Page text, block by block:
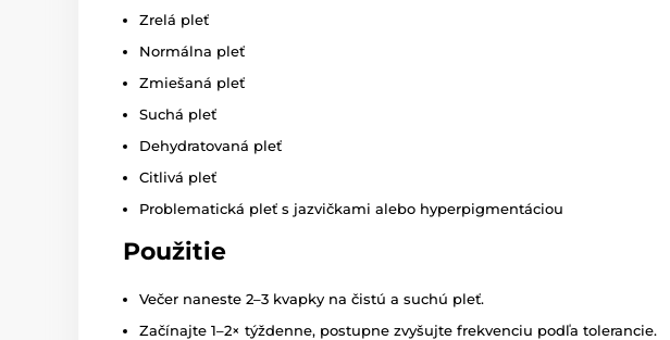
Zrelá pleť
Normálna pleť
Zmiešaná pleť
Suchá pleť
Dehydratovaná pleť
Citlivá pleť
Problematická pleť s jazvičkami alebo hyperpigmentáciou
Použitie
Večer naneste 2–3 kvapky na čistú a suchú pleť.
Začínajte 1–2× týždenne, postupne zvyšujte frekvenciu podľa tolerancie.